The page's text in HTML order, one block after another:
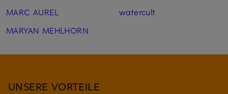
MARC AUREL
MARYAN MEHLHORN
watercult
UNSERE VORTEILE